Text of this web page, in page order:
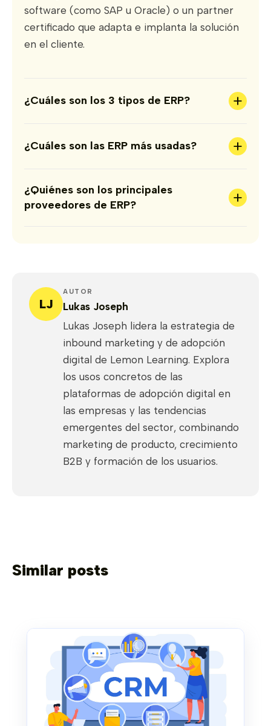
software (como SAP u Oracle) o un partner
certificado que adapta e implanta la solución
en el cliente.
¿Cuáles son los 3 tipos de ERP? +
¿Cuáles son las ERP más usadas? +
¿Quiénes son los principales
proveedores de ERP?
+
LJ
AUTOR
Lukas Joseph
Lukas Joseph lidera la estrategia de
inbound marketing y de adopción
digital de Lemon Learning. Explora
los usos concretos de las
plataformas de adopción digital en
las empresas y las tendencias
emergentes del sector, combinando
marketing de producto, crecimiento
B2B y formación de los usuarios.
Similar posts